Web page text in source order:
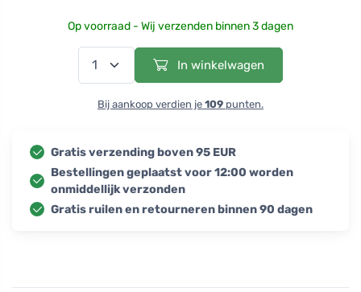
Op voorraad - Wij verzenden binnen 3 dagen
In winkelwagen
Bij aankoop verdien je 109 punten.
Gratis verzending boven 95 EUR
Bestellingen geplaatst voor 12:00 worden
onmiddellijk verzonden
Gratis ruilen en retourneren binnen 90 dagen